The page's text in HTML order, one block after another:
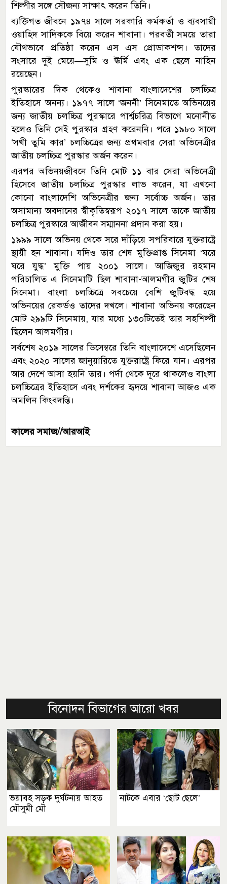
শিল্পীর সঙ্গে সৌজন্য সাক্ষাৎ করেন তিনি।
ব্যক্তিগত জীবনে ১৯৭৪ সালে সরকারি কর্মকর্তা ও ব্যবসায়ী
ওয়াহিদ সাদিককে বিয়ে করেন শাবানা। পরবর্তী সময়ে তারা
যৌথভাবে প্রতিষ্ঠা করেন এস এস প্রোডাকশন্স। তাদের
সংসারে দুই মেয়ে—সুমি ও ঊর্মি এবং এক ছেলে নাহিন
রয়েছেন।
পুরস্কারের দিক থেকেও শাবানা বাংলাদেশের চলচ্চিত্র
ইতিহাসে অনন্য। ১৯৭৭ সালে ‘জননী’ সিনেমাতে অভিনয়ের
জন্য জাতীয় চলচ্চিত্র পুরস্কারে পার্শ্বচরিত্র বিভাগে মনোনীত
হলেও তিনি সেই পুরস্কার গ্রহণ করেননি। পরে ১৯৮০ সালে
‘সখী তুমি কার’ চলচ্চিত্রের জন্য প্রথমবার সেরা অভিনেত্রীর
জাতীয় চলচ্চিত্র পুরস্কার অর্জন করেন।
এরপর অভিনয়জীবনে তিনি মোট ১১ বার সেরা অভিনেত্রী
হিসেবে জাতীয় চলচ্চিত্র পুরস্কার লাভ করেন, যা এখনো
কোনো বাংলাদেশি অভিনেত্রীর জন্য সর্বোচ্চ অর্জন। তার
অসামান্য অবদানের স্বীকৃতিস্বরূপ ২০১৭ সালে তাকে জাতীয়
চলচ্চিত্র পুরস্কারে আজীবন সম্মাননা প্রদান করা হয়।
১৯৯৯ সালে অভিনয় থেকে সরে দাঁড়িয়ে সপরিবারে যুক্তরাষ্ট্রে
স্থায়ী হন শাবানা। যদিও তার শেষ মুক্তিপ্রাপ্ত সিনেমা ‘ঘরে
ঘরে যুদ্ধ’ মুক্তি পায় ২০০১ সালে। আজিজুর রহমান
পরিচালিত এ সিনেমাটি ছিল শাবানা-আলমগীর জুটির শেষ
সিনেমা। বাংলা চলচ্চিত্রে সবচেয়ে বেশি জুটিবদ্ধ হয়ে
অভিনয়ের রেকর্ডও তাদের দখলে। শাবানা অভিনয় করেছেন
মোট ২৯৯টি সিনেমায়, যার মধ্যে ১৩০টিতেই তার সহশিল্পী
ছিলেন আলমগীর।
সর্বশেষ ২০১৯ সালের ডিসেম্বরে তিনি বাংলাদেশে এসেছিলেন
এবং ২০২০ সালের জানুয়ারিতে যুক্তরাষ্ট্রে ফিরে যান। এরপর
আর দেশে আসা হয়নি তার। পর্দা থেকে দূরে থাকলেও বাংলা
চলচ্চিত্রের ইতিহাসে এবং দর্শকের হৃদয়ে শাবানা আজও এক
অমলিন কিংবদন্তি।
কালের সমাজ//আরআই
বিনোদন বিভাগের আরো খবর
ভয়াবহ সড়ক দুর্ঘটনায় আহত
মৌসুমী মৌ
নাটকে এবার ‘ছোট ছেলে’